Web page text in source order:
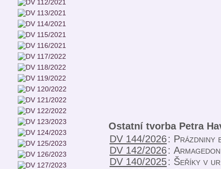
Ostatní tvorba Petra
DV 144/2026: Prázdniny
DV 142/2026:
DV 140/2025: Šeříky v